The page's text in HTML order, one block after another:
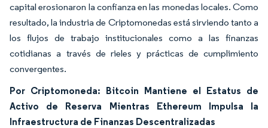
capital erosionaron la confianza en las monedas locales. Como
resultado, la industria de Criptomonedas está sirviendo tanto a
los flujos de trabajo institucionales como a las finanzas
cotidianas a través de rieles y prácticas de cumplimiento
convergentes.
Por Criptomoneda: Bitcoin Mantiene el Estatus de
Activo de Reserva Mientras Ethereum Impulsa la
Infraestructura de Finanzas Descentralizadas